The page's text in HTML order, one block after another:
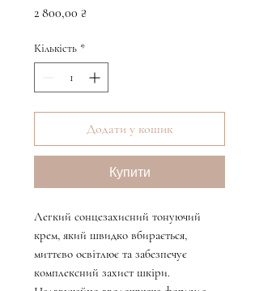
2 800,00 ₴
Кількість *
Додати у кошик
Купити
Легкий сонцезахисний тонуючий
крем, який швидко вбирається,
миттєво освітлює та забезпечує
комплексний захист шкіри.